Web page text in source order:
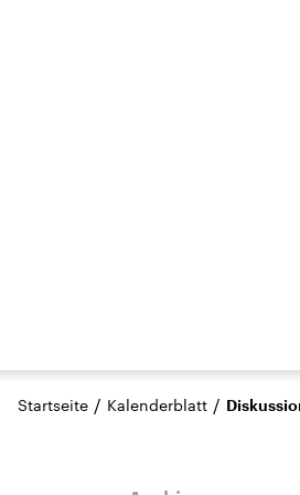
Startseite / Kalenderblatt /